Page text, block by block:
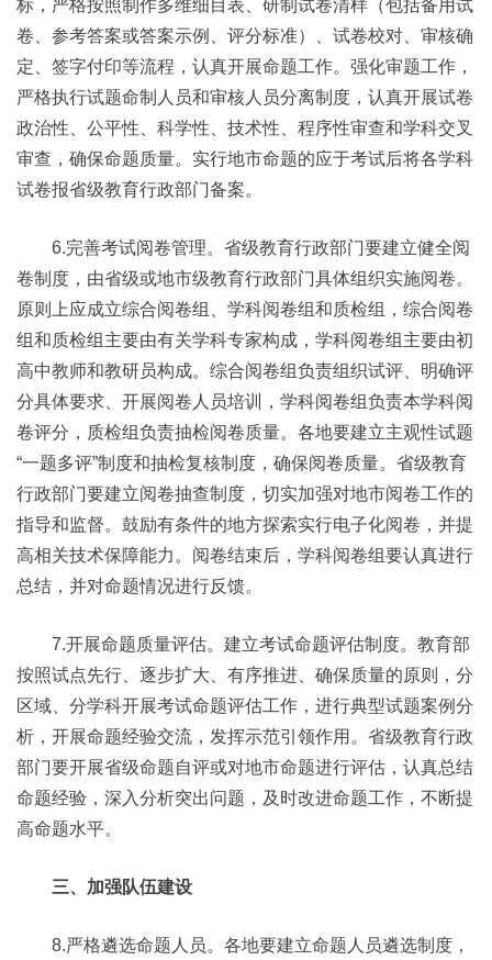
标，严格按照制作多维细目表、研制试卷清样（包括备用试
卷、参考答案或答案示例、评分标准）、试卷校对、审核确
定、签字付印等流程，认真开展命题工作。强化审题工作，
严格执行试题命制人员和审核人员分离制度，认真开展试卷
政治性、公平性、科学性、技术性、程序性审查和学科交叉
审查，确保命题质量。实行地市命题的应于考试后将各学科
试卷报省级教育行政部门备案。
6.完善考试阅卷管理。省级教育行政部门要建立健全阅
卷制度，由省级或地市级教育行政部门具体组织实施阅卷。
原则上应成立综合阅卷组、学科阅卷组和质检组，综合阅卷
组和质检组主要由有关学科专家构成，学科阅卷组主要由初
高中教师和教研员构成。综合阅卷组负责组织试评、明确评
分具体要求、开展阅卷人员培训，学科阅卷组负责本学科阅
卷评分，质检组负责抽检阅卷质量。各地要建立主观性试题
“一题多评”制度和抽检复核制度，确保阅卷质量。省级教育
行政部门要建立阅卷抽查制度，切实加强对地市阅卷工作的
指导和监督。鼓励有条件的地方探索实行电子化阅卷，并提
高相关技术保障能力。阅卷结束后，学科阅卷组要认真进行
总结，并对命题情况进行反馈。
7.开展命题质量评估。建立考试命题评估制度。教育部
按照试点先行、逐步扩大、有序推进、确保质量的原则，分
区域、分学科开展考试命题评估工作，进行典型试题案例分
析，开展命题经验交流，发挥示范引领作用。省级教育行政
部门要开展省级命题自评或对地市命题进行评估，认真总结
命题经验，深入分析突出问题，及时改进命题工作，不断提
高命题水平。
三、加强队伍建设
8.严格遴选命题人员。各地要建立命题人员遴选制度，